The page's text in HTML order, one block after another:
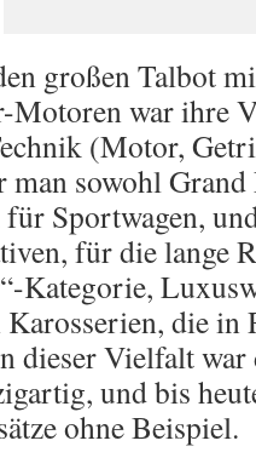
großen Talbot
Motoren war ihre
(Motor,
sowohl Grand
Sportwagen,
für die lange
Kategorie,
die in
dieser Vielfalt
und bis
ohne Beispiel.